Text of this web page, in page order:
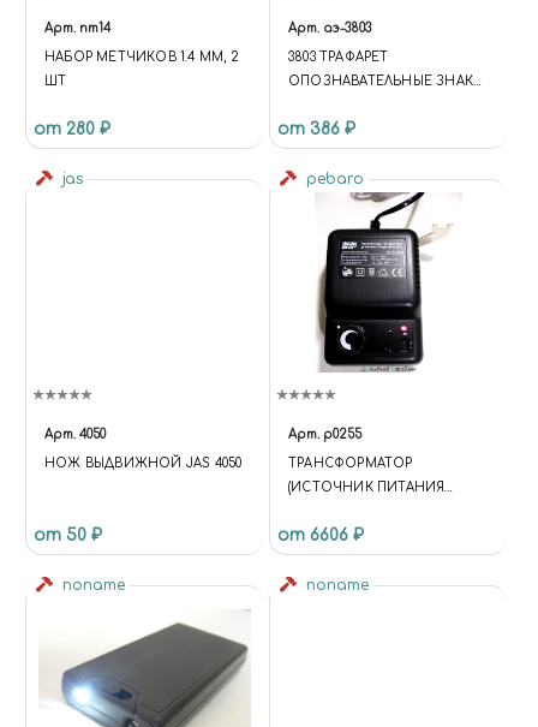
Арт. nm14
НАБОР МЕТЧИКОВ 1.4 ММ, 2
ШТ
от 280 ₽
Арт. аэ-3803
3803 ТРАФАРЕТ
ОПОЗНАВАТЕЛЬНЫЕ ЗНАКИ
ТЕХНИКИ, 2 МВ
от 386 ₽
jas
Арт. 4050
НОЖ ВЫДВИЖНОЙ JAS 4050
от 50 ₽
pebaro
Арт. p0255
ТРАНСФОРМАТОР
(ИСТОЧНИК ПИТАНИЯ
16ВОЛЬТ С
БЕCСТУПЕНЧАТОЙ
РЕГУЛИРОВКОЙ
от 6606 ₽
noname noname